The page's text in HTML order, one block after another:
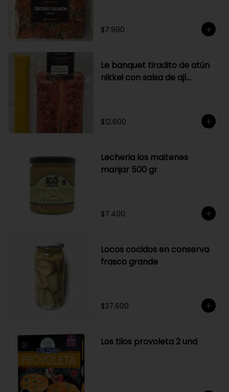
$7.990
Le banquet tiradito de atún
nikkei con salsa de ají
$12.600
Lecheria los maitenes
manjar 500 gr
$7.400
Locos cocidos en conserva
frasco grande
$37.600
Los tilos provoleta 2 und